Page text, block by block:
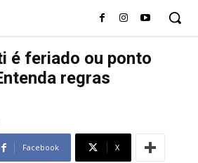
é feriado ou ponto
regras
Facebook X